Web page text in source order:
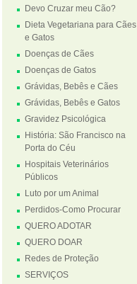
Devo Cruzar meu Cão?
Dieta Vegetariana para Cães
e Gatos
Doenças de Cães
Doenças de Gatos
Grávidas, Bebês e Cães
Grávidas, Bebês e Gatos
Gravidez Psicológica
História: São Francisco na
Porta do Céu
Hospitais Veterinários
Públicos
Luto por um Animal
Perdidos-Como Procurar
QUERO ADOTAR
QUERO DOAR
Redes de Proteção
SERVIÇOS